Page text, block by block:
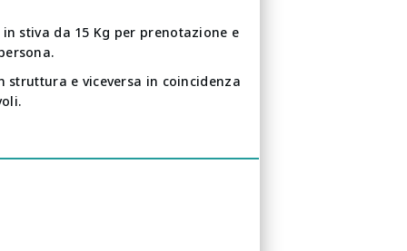
stiva da 15 Kg per prenotazione e
e viceversa in coincidenza